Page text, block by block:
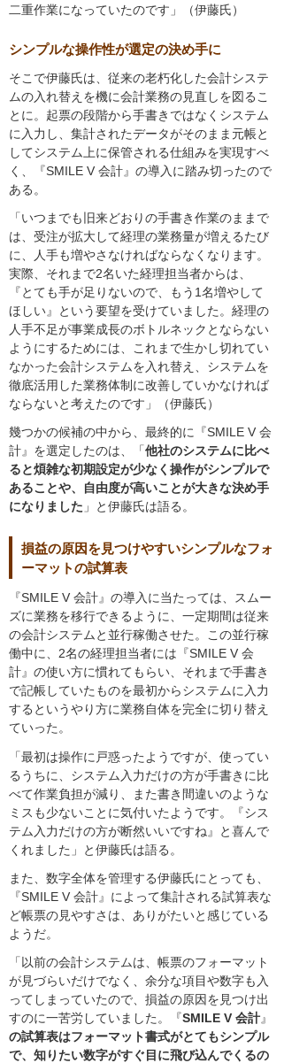
二重作業になっていたのです」（伊藤氏）
シンプルな操作性が選定の決め手に
そこで伊藤氏は、従来の老朽化した会計システ
ムの入れ替えを機に会計業務の見直しを図るこ
とに。起票の段階から手書きではなくシステム
に入力し、集計されたデータがそのまま元帳と
してシステム上に保管される仕組みを実現すべ
く、『SMILE V 会計』の導入に踏み切ったので
ある。
「いつまでも旧来どおりの手書き作業のままで
は、受注が拡大して経理の業務量が増えるたび
に、人手も増やさなければならなくなります。
実際、それまで2名いた経理担当者からは、
『とても手が足りないので、もう1名増やして
ほしい』という要望を受けていました。経理の
人手不足が事業成長のボトルネックとならない
ようにするためには、これまで生かし切れてい
なかった会計システムを入れ替え、システムを
徹底活用した業務体制に改善していかなければ
ならないと考えたのです」（伊藤氏）
幾つかの候補の中から、最終的に『SMILE V 会
計』を選定したのは、「他社のシステムに比べ
ると煩雑な初期設定が少なく操作がシンプルで
あることや、自由度が高いことが大きな決め手
になりました 」と伊藤氏は語る。
損益の原因を見つけやすいシンプルなフォ
ーマットの試算表
『SMILE V 会計』の導入に当たっては、スムー
ズに業務を移行できるように、一定期間は従来
の会計システムと並行稼働させた。この並行稼
働中に、2名の経理担当者には『SMILE V 会
計』の使い方に慣れてもらい、それまで手書き
で記帳していたものを最初からシステムに入力
するというやり方に業務自体を完全に切り替え
ていった。
「最初は操作に戸惑ったようですが、使ってい
るうちに、システム入力だけの方が手書きに比
べて作業負担が減り、また書き間違いのような
ミスも少ないことに気付いたようです。『シス
テム入力だけの方が断然いいですね』と喜んで
くれました」と伊藤氏は語る。
また、数字全体を管理する伊藤氏にとっても、
『SMILE V 会計』によって集計される試算表な
ど帳票の見やすさは、ありがたいと感じている
ようだ。
「以前の会計システムは、帳票のフォーマット
が見づらいだけでなく、余分な項目や数字も入
ってしまっていたので、損益の原因を見つけ出
すのに一苦労していました。『SMILE V 会計』
の試算表はフォーマット書式がとてもシンプル
で、知りたい数字がすぐ目に飛び込んでくるの